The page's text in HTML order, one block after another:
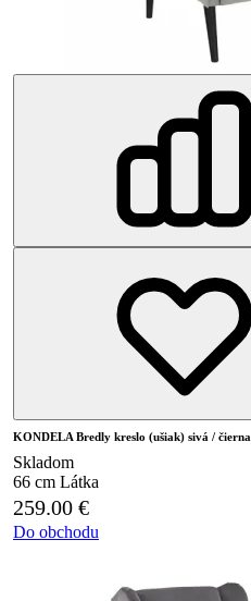
KONDELA Bredly kreslo (ušiak) sivá / čierna
Skladom
66 cm Látka
259.00 €
Do obchodu